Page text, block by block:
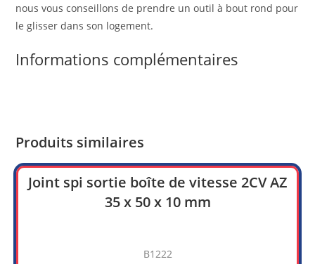
nous vous conseillons de prendre un outil à bout rond pour
le glisser dans son logement.
Informations complémentaires
Produits similaires
Joint spi sortie boîte de vitesse 2CV AZ
35 x 50 x 10 mm
B1222